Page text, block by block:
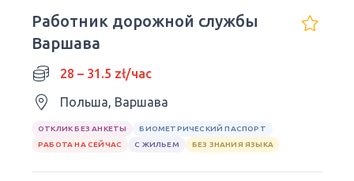
Работник дорожной службы
Варшава
28 – 31.5 zł/час
Польша, Варшава
ОТКЛИК БЕЗ АНКЕТЫ
БИОМЕТРИЧЕСКИЙ ПАСПОРТ
РАБОТА НА СЕЙЧАС
С ЖИЛЬЕМ БЕЗ ЗНАНИЯ ЯЗЫКА